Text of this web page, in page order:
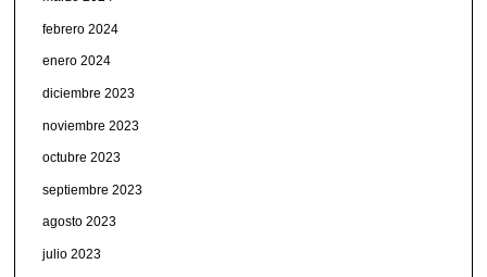
febrero 2024
enero 2024
diciembre 2023
noviembre 2023
octubre 2023
septiembre 2023
agosto 2023
julio 2023